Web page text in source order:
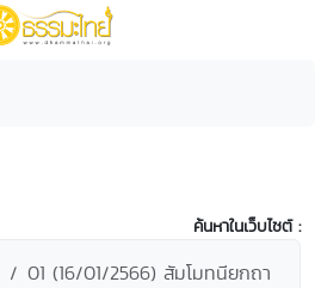
ค้นหาในเว็บไซต์ :
01 (16/01/2566) สัมโมทนียกถา